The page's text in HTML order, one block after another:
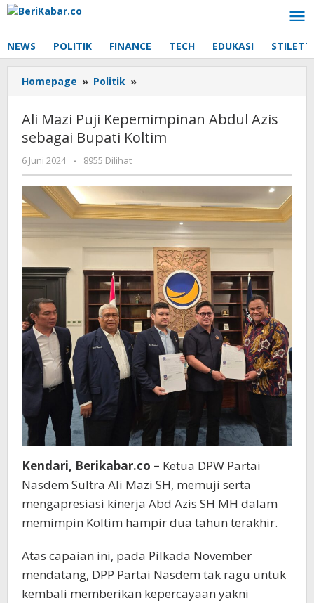
Lewati
NEWS POLITIK FINANCE TECH EDUKASI
Homepage » Politik »
Mazi
Kepemimpinan
Abdul
Bupati
Koltim
Ali Mazi Puji Kepemimpinan Abdul Azis
sebagai Bupati Koltim
6 Juni 2024
oleh
Beri
Kabar
- 8955 Dilihat
Kendari, Berikabar.co – Ketua DPW Partai
Nasdem Sultra Ali Mazi SH, memuji serta
mengapresiasi kinerja Abd Azis SH MH dalam
memimpin Koltim hampir dua tahun terakhir.
Atas capaian ini, pada Pilkada November
mendatang, DPP Partai Nasdem tak ragu untuk
kembali memberikan kepercayaan yakni